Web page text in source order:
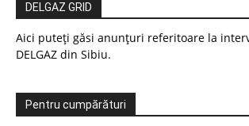
DELGAZ GRID
Aici puteți găsi anunțuri referitoare la
DELGAZ din Sibiu.
Pentru cumpărături